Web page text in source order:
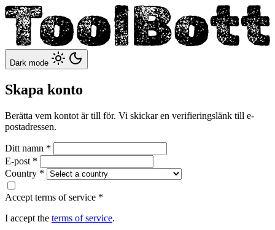
Dark mode
Skapa konto
Berätta vem kontot är till för. Vi skickar en verifieringslänk till e-
postadressen.
Ditt namn *
E-post *
Country *
Accept terms of service *
I accept the terms of service.